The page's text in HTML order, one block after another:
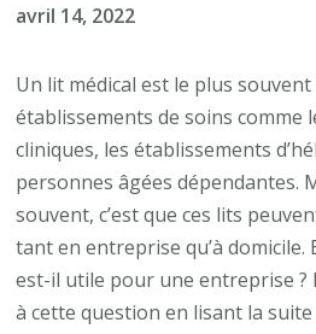
avril 14, 2022
Un lit médical est le plus
établissements de soins comme
cliniques, les établissements
personnes âgées dépendantes.
souvent, c’est que ces lits
tant en entreprise qu’à domicile.
est-il utile pour une entreprise ?
à cette question en lisant la suite